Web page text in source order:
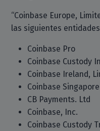
“Coinbase Europe,
las siguientes
Coinbase Pro
Coinbase Custody
Coinbase Ireland,
Coinbase
CB Payments. Ltd
Coinbase, Inc.
Coinbase Custody